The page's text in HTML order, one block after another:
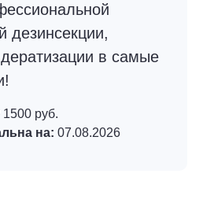
дезинсекции,
в самые
1500 руб.
на: 07.08.2026